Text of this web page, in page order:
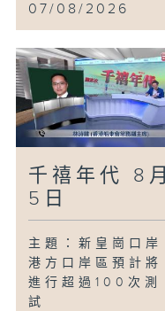
07/08/2026
千禧年代 8月
5日
主題：新皇崗口岸
港方口岸區預計將
進行超過100次測
試